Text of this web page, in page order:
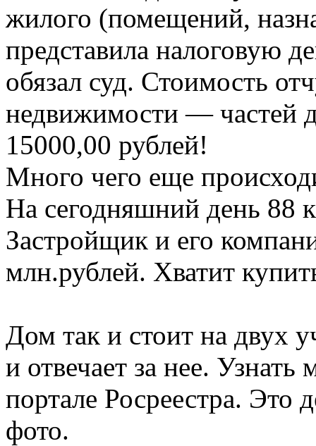
жилого (помещений,
представила налоговую
обязал суд. Стоимость
недвижимости — частей
15000,00 рублей!
Много чего еще
На сегодняшний день 88
Застройщик и его
млн.рублей. Хватит
Дом так и стоит на двух
и отвечает за нее.
портале Росреестра. Это
фото.